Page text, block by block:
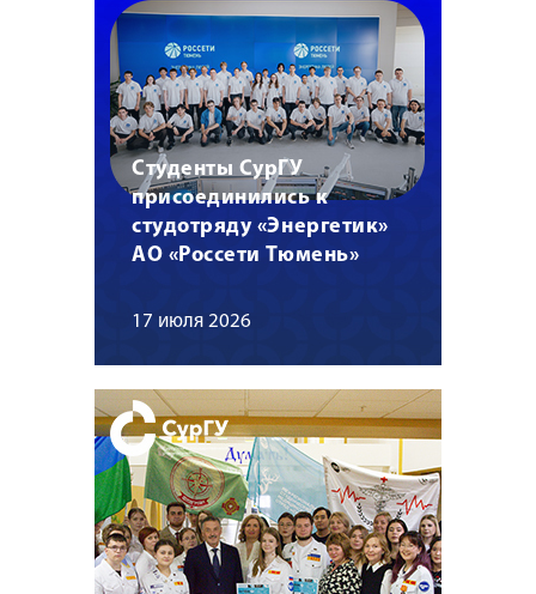
Студенты СурГУ
присоединились к
студотряду «Энергетик»
АО «Россети Тюмень»
17 июля 2026